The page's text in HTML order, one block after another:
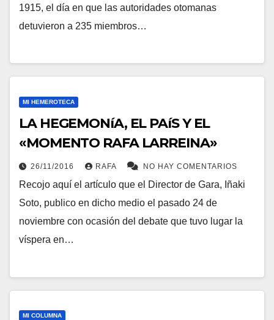
1915, el dí­a en que las autoridades otomanas
detuvieron a 235 miembros…
MI HEMEROTECA
LA HEGEMONíA, EL PAíS Y EL
«MOMENTO RAFA LARREINA»
26/11/2016 RAFA NO HAY COMENTARIOS
Recojo aquí­ el artí­culo que el Director de Gara, Iñaki
Soto, publico en dicho medio el pasado 24 de
noviembre con ocasión del debate que tuvo lugar la
ví­spera en…
MI COLUMNA